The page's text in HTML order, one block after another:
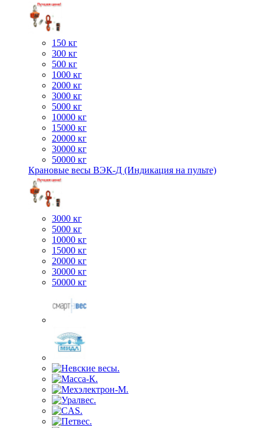
150 кг
300 кг
500 кг
1000 кг
2000 кг
3000 кг
5000 кг
10000 кг
15000 кг
20000 кг
30000 кг
50000 кг
Крановые весы ВЭК-Д (Индикация на пульте)
3000 кг
5000 кг
10000 кг
15000 кг
20000 кг
30000 кг
50000 кг